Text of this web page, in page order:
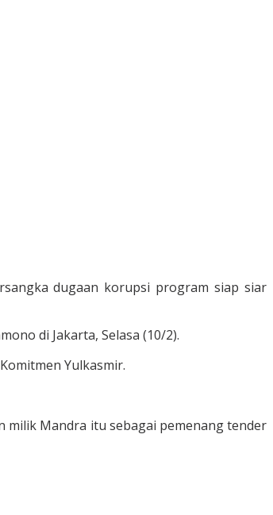
dugaan korupsi program siap siar
di Jakarta, Selasa (10/2).
Yulkasmir.
milik Mandra itu sebagai pemenang tender